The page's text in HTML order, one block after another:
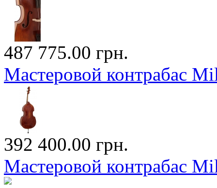
487 775.00 грн.
Мастеровой контрабас
392 400.00 грн.
Мастеровой контрабас